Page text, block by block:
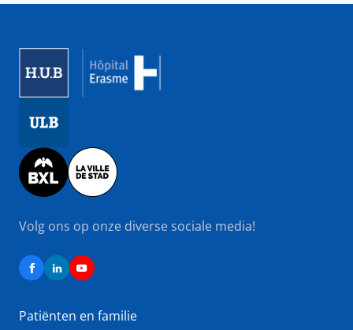
Image
Volg ons op onze diverse sociale media!
Patiënten en familie